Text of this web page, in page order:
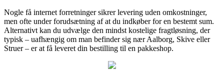
Nogle få internet forretninger sikrer levering uden omkostninger,
men ofte under forudsætning af at du indkøber for en bestemt sum.
Alternativt kan du udvælge den mindst kostelige fragtløsning, der
typisk – uafhængig om man befinder sig nær Aalborg, Skive eller
Struer – er at få leveret din bestilling til en pakkeshop.